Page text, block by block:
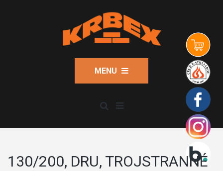
MENU
130/200, DRU, TROJSTRANNÉ